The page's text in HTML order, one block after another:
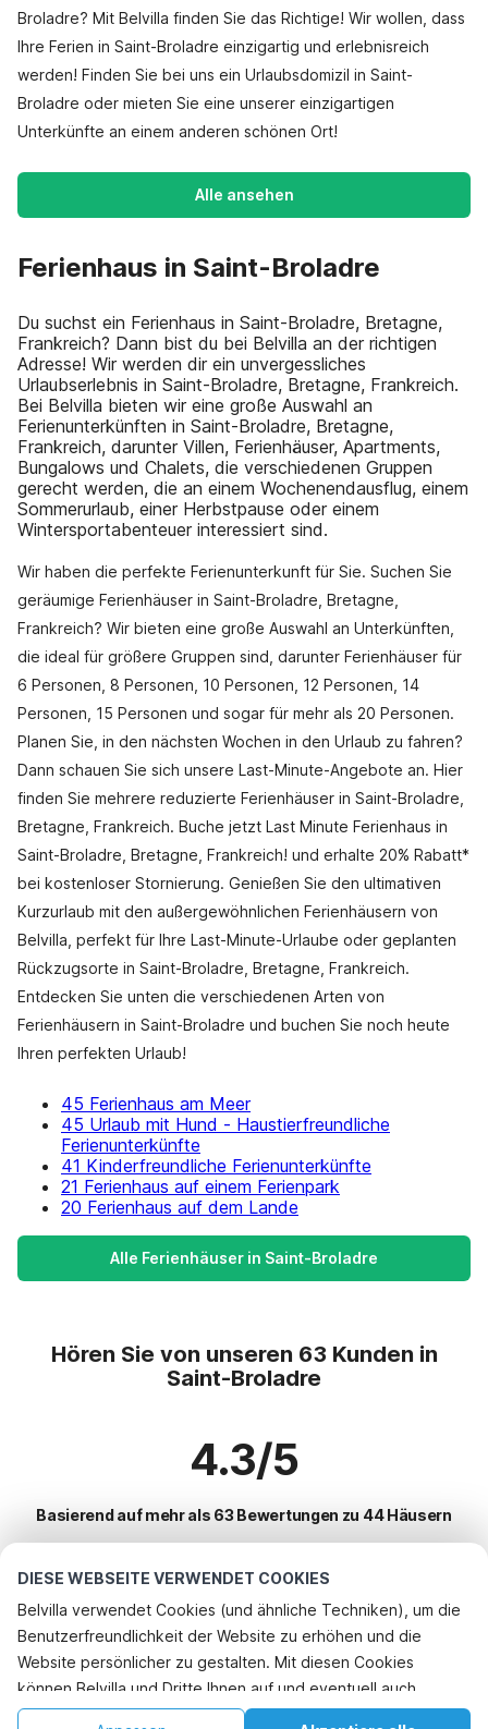
DIESE WEBSEITE VERWENDET COOKIES
Belvilla verwendet Cookies (und ähnliche Techniken), um die
Benutzerfreundlichkeit der Website zu erhöhen und die
Website persönlicher zu gestalten. Mit diesen Cookies
können Belvilla und Dritte Ihnen auf und eventuell auch
außerhalb unserer Website folgen, um Werbung Ihren
Broladre? Mit Belvilla finden Sie das Richtige! Wir wollen, dass
Ihre Ferien in Saint-Broladre einzigartig und erlebnisreich
werden! Finden Sie bei uns ein Urlaubsdomizil in Saint-
Broladre oder mieten Sie eine unserer einzigartigen
Unterkünfte an einem anderen schönen Ort!
Alle ansehen
Ferienhaus in Saint-Broladre
Du suchst ein Ferienhaus in Saint-Broladre, Bretagne,
Frankreich? Dann bist du bei Belvilla an der richtigen
Adresse! Wir werden dir ein unvergessliches
Urlaubserlebnis in Saint-Broladre, Bretagne, Frankreich.
Bei Belvilla bieten wir eine große Auswahl an
Ferienunterkünften in Saint-Broladre, Bretagne,
Frankreich, darunter Villen, Ferienhäuser, Apartments,
Bungalows und Chalets, die verschiedenen Gruppen
gerecht werden, die an einem Wochenendausflug, einem
Sommerurlaub, einer Herbstpause oder einem
Wintersportabenteuer interessiert sind.
Wir haben die perfekte Ferienunterkunft für Sie. Suchen Sie
geräumige Ferienhäuser in Saint-Broladre, Bretagne,
Frankreich? Wir bieten eine große Auswahl an Unterkünften,
die ideal für größere Gruppen sind, darunter Ferienhäuser für
6 Personen, 8 Personen, 10 Personen, 12 Personen, 14
Personen, 15 Personen und sogar für mehr als 20 Personen.
Planen Sie, in den nächsten Wochen in den Urlaub zu fahren?
Dann schauen Sie sich unsere Last-Minute-Angebote an. Hier
finden Sie mehrere reduzierte Ferienhäuser in Saint-Broladre,
Bretagne, Frankreich. Buche jetzt Last Minute Ferienhaus in
Saint-Broladre, Bretagne, Frankreich! und erhalte 20% Rabatt*
bei kostenloser Stornierung. Genießen Sie den ultimativen
Kurzurlaub mit den außergewöhnlichen Ferienhäusern von
Belvilla, perfekt für Ihre Last-Minute-Urlaube oder geplanten
Rückzugsorte in Saint-Broladre, Bretagne, Frankreich.
Entdecken Sie unten die verschiedenen Arten von
Ferienhäusern in Saint-Broladre und buchen Sie noch heute
Ihren perfekten Urlaub!
45 Ferienhaus am Meer
45 Urlaub mit Hund - Haustierfreundliche
Ferienunterkünfte
41 Kinderfreundliche Ferienunterkünfte
21 Ferienhaus auf einem Ferienpark
20 Ferienhaus auf dem Lande
Alle Ferienhäuser in Saint-Broladre
Hören Sie von unseren 63 Kunden in
Saint-Broladre
4.3/5
Basierend auf mehr als 63 Bewertungen zu 44 Häusern
Beliebteste Reiseziele für Urlaub
Top-Städte mit Top-Annehmlichkeiten für den Urlaub
Ferienhaus am Meer hanvec
Ferienhaus am Meer plouneventer
Beliebte Ausstattungen für Urlaub in Saint-broladre
Ferienhaus am Meer